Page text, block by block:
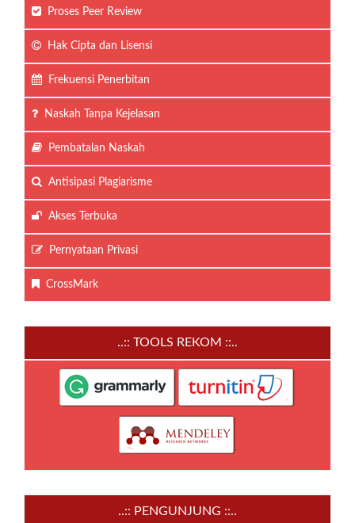
Proses Peer Review
Hak Cipta dan Lisensi
Frekuensi Penerbitan
Naskah Tanpa Kejelasan
Pembatalan Naskah
Antisipasi Plagiarisme
Akses Terbuka
Pernyataan Privasi
CrossMark
..:: TOOLS REKOM ::..
..:: PENGUNJUNG ::..